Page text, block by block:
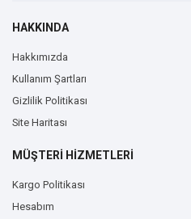
HAKKINDA
Hakkımızda
Kullanım Şartları
Gizlilik Politikası
Site Haritası
MÜŞTERİ HİZMETLERİ
Kargo Politikası
Hesabım